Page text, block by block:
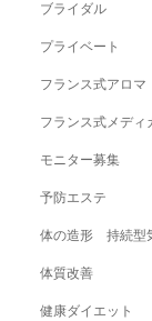
ブライダル
プライベート
フランス式アロマ
フランス式メディ
モニター募集
予防エステ
体の造形 持続型
体質改善
健康ダイエット